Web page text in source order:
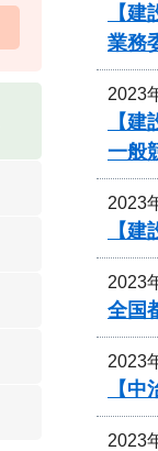
【
業務
2023
【
一般
2023
【
2023
全国
2023
【
2023